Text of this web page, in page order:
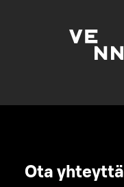
Ota yhteyttä